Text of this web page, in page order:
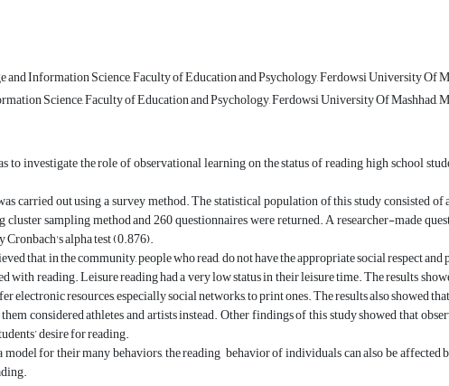
Information Science, Faculty of Education and Psychology, Ferdowsi University Of
Science, Faculty of Education and Psychology, Ferdowsi University Of Mashhad,
to investigate the role of observational learning on the status of reading high school
carried out using a survey method. The statistical population of this study consisted
cluster sampling method and 260 questionnaires were returned. A researcher-made
alpha test (0.876).
that, in the community, people who read, do not have the appropriate social respect
with reading. Leisure reading had a very low status in their leisure time. The results
electronic resources, especially social networks, to print ones. The results also showed
considered athletes and artists instead. Other findings of this study showed that
desire for reading.
model for their many behaviors, the reading behavior of individuals can also be affected